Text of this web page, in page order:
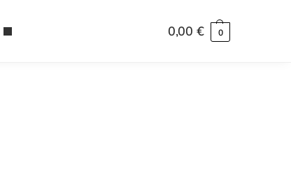
0,00€ 0